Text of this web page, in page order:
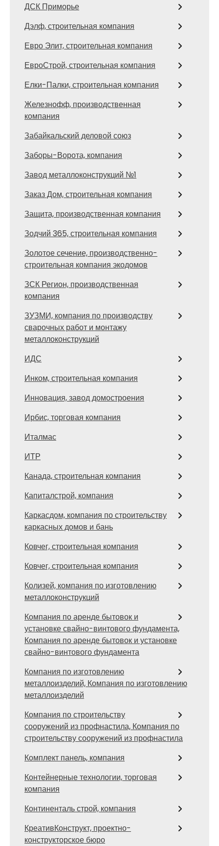
ДСК Приморье
Дэлф, строительная компания
Евро Элит, строительная компания
ЕвроСтрой, строительная компания
Елки-Палки, строительная компания
Железнофф, производственная
компания
Забайкальский деловой союз
Заборы-Ворота, компания
Завод металлоконструкций №1
Заказ Дом, строительная компания
Защита, производственная компания
Зодчий 365, строительная компания
Золотое сечение, производственно-
строительная компания экодомов
ЗСК Регион, производственная
компания
ЗУЗМИ, компания по производству
сварочных работ и монтажу
металлоконструкций
ИДС
Инком, строительная компания
Инновация, завод домостроения
Ирбис, торговая компания
Италмас
ИТР
Канада, строительная компания
Капиталстрой, компания
Каркасдом, компания по строительству
каркасных домов и бань
Ковчег, строительная компания
Ковчег, строительная компания
Колизей, компания по изготовлению
металлоконструкций
Компания по аренде бытовок и
установке свайно-винтового фундамента,
Компания по аренде бытовок и установке
свайно-винтового фундамента
Компания по изготовлению
металлоизделий, Компания по изготовлению
металлоизделий
Компания по строительству
сооружений из профнастила, Компания по
строительству сооружений из профнастила
Комплект панель, компания
Контейнерные технологии, торговая
компания
Континенталь строй, компания
КреативКонструкт, проектно-
конструкторское бюро